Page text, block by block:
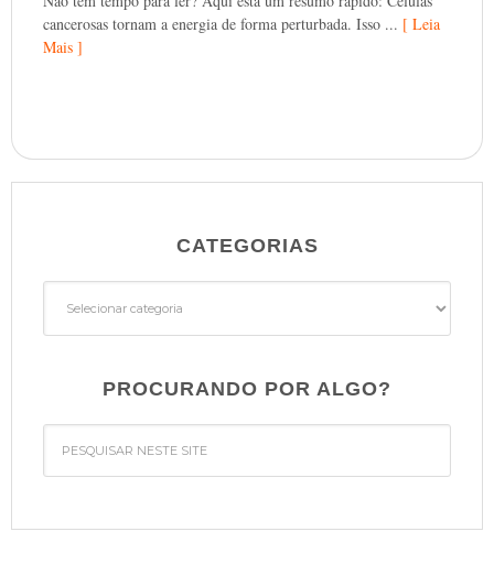
cancerosas tornam a energia de forma perturbada. Isso ... [ Leia
Mais ]
CATEGORIAS
PROCURANDO POR ALGO?